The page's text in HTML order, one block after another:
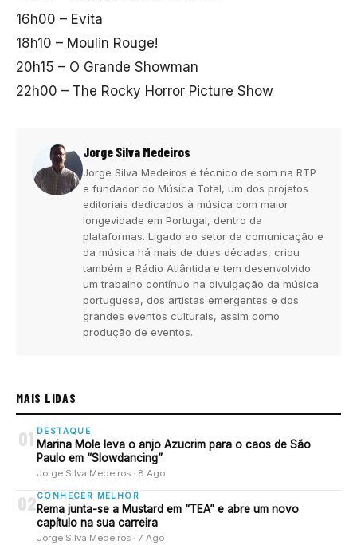
16h00 – Evita
18h10 – Moulin Rouge!
20h15 – O Grande Showman
22h00 – The Rocky Horror Picture Show
Jorge Silva Medeiros
Jorge Silva Medeiros é técnico de som na RTP
e fundador do Música Total, um dos projetos
editoriais dedicados à música com maior
longevidade em Portugal, dentro da
plataformas. Ligado ao setor da comunicação e
da música há mais de duas décadas, criou
também a Rádio Atlântida e tem desenvolvido
um trabalho contínuo na divulgação da música
portuguesa, dos artistas emergentes e dos
grandes eventos culturais, assim como
produção de eventos.
MAIS LIDAS
01 DESTAQUE
Marina Mole leva o anjo Azucrim para o caos de São
Paulo em “Slowdancing”
Jorge Silva Medeiros · 8 Ago
02 CONHECER MELHOR
Rema junta-se a Mustard em “TEA” e abre um novo
capítulo na sua carreira
Jorge Silva Medeiros · 7 Ago